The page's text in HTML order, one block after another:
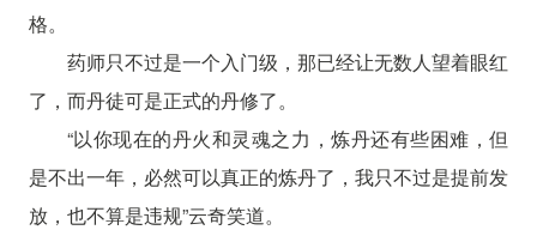
格。
药师只不过是一个入门级，那已经让无数人望着眼红
了，而丹徒可是正式的丹修了。
“以你现在的丹火和灵魂之力，炼丹还有些困难，但
是不出一年，必然可以真正的炼丹了，我只不过是提前发
放，也不算是违规”云奇笑道。